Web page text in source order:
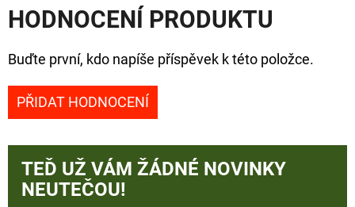
HODNOCENÍ PRODUKTU
Buďte první, kdo napíše příspěvek k této položce.
PŘIDAT HODNOCENÍ
TEĎ UŽ VÁM ŽÁDNÉ NOVINKY
NEUTEČOU!